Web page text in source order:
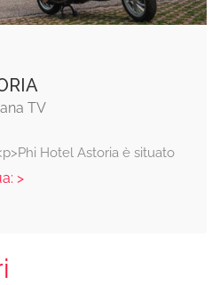
TV
Hotel Astoria è situato
>